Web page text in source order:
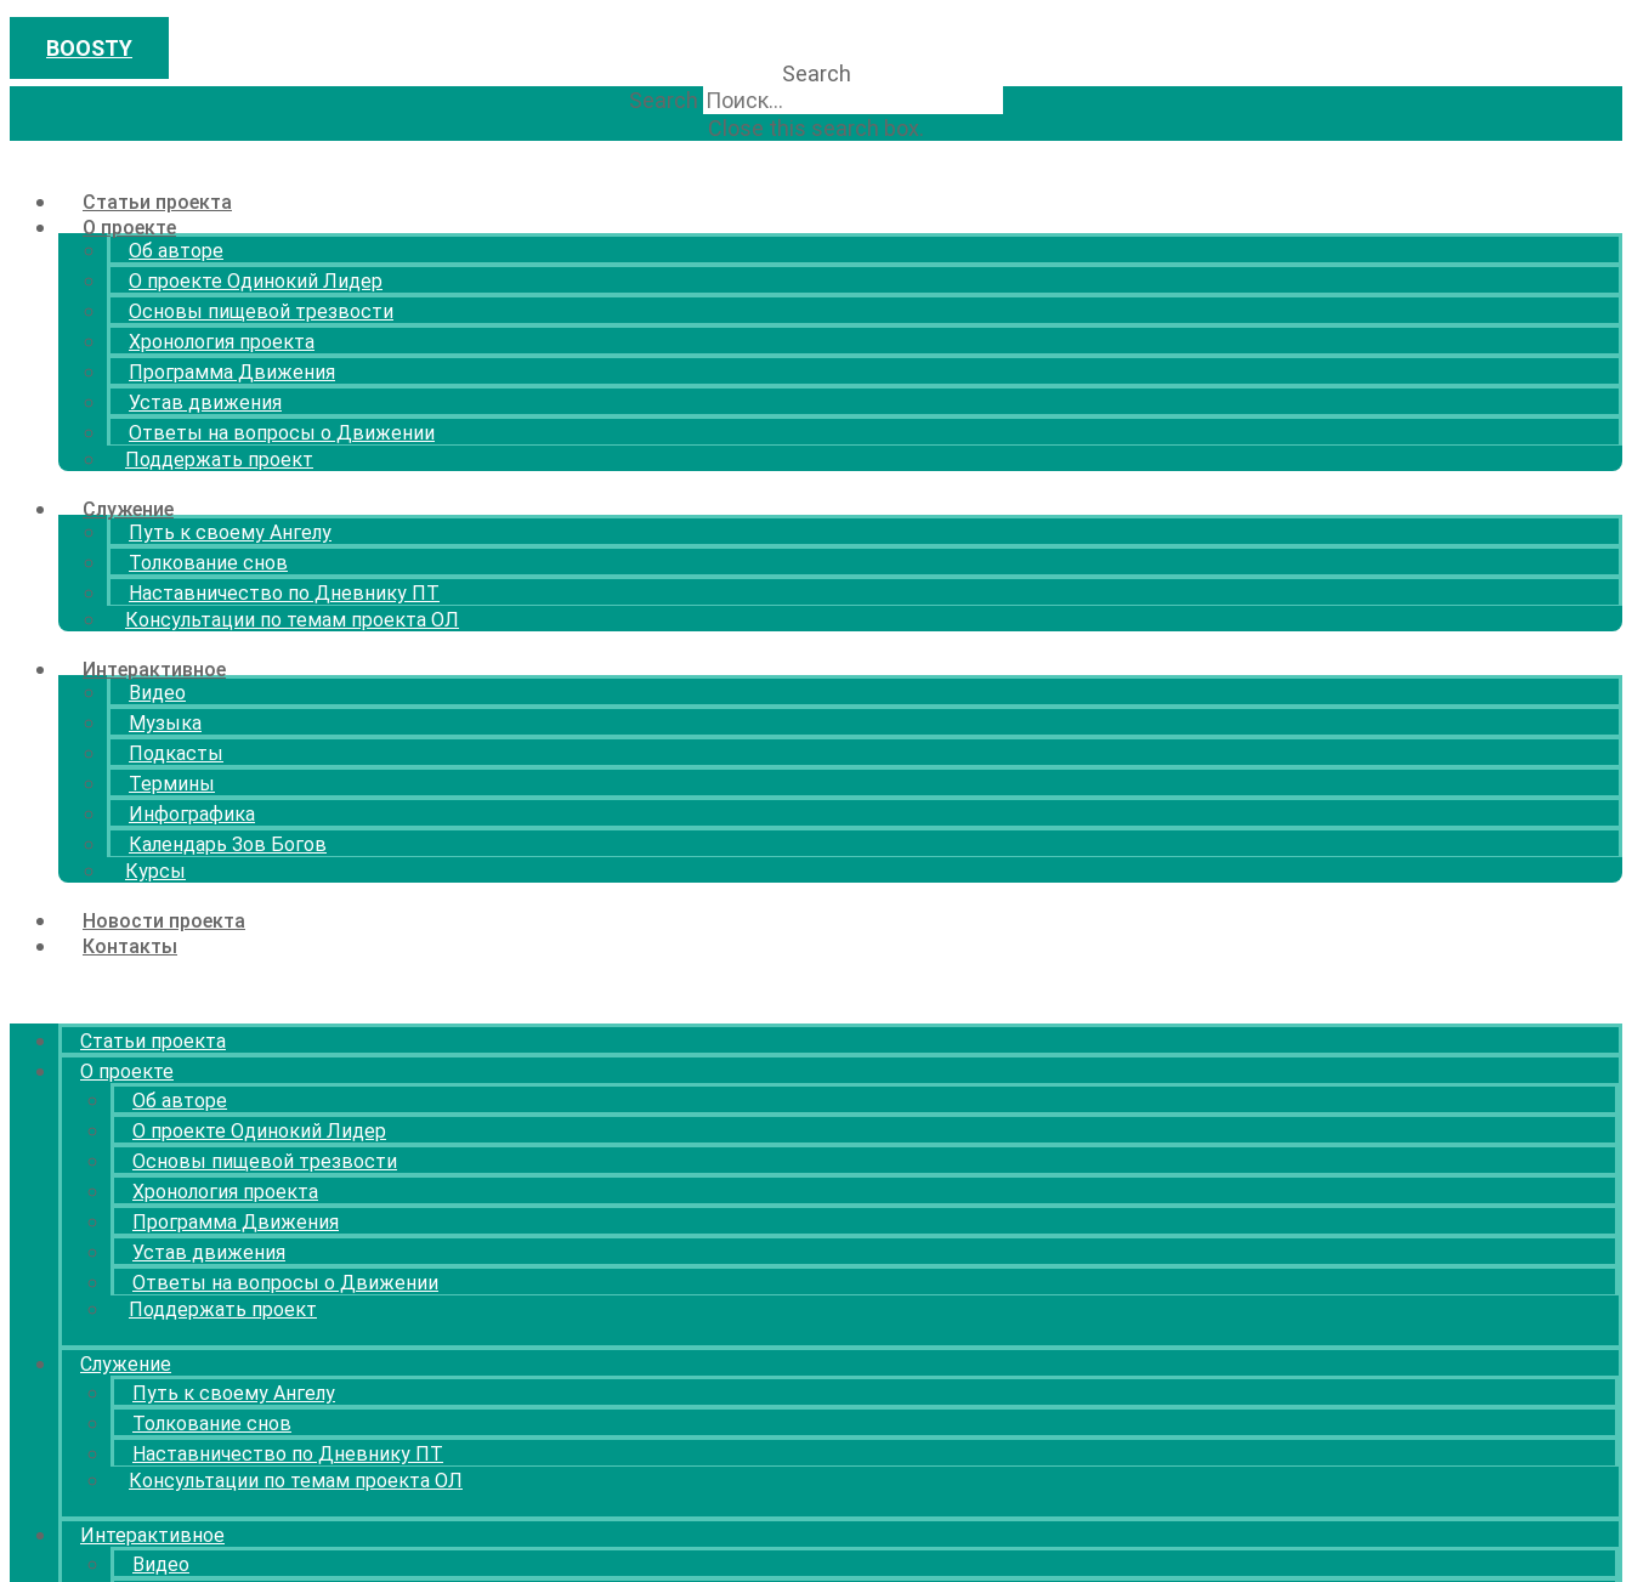
Перейти
BOOSTY
Search
Search
Close this search box.
Статьи проекта
О проекте
Об авторе
О проекте Одинокий Лидер
Основы пищевой трезвости
Хронология проекта
Программа Движения
Устав движения
Ответы на вопросы о Движении
Поддержать проект
Служение
Путь к своему Ангелу
Толкование снов
Наставничество по Дневнику ПТ
Консультации по темам проекта ОЛ
Интерактивное
Видео
Музыка
Подкасты
Термины
Инфографика
Календарь Зов Богов
Курсы
Новости проекта
Контакты
Статьи проекта
О проекте
Об авторе
О проекте Одинокий Лидер
Основы пищевой трезвости
Хронология проекта
Программа Движения
Устав движения
Ответы на вопросы о Движении
Поддержать проект
Служение
Путь к своему Ангелу
Толкование снов
Наставничество по Дневнику ПТ
Консультации по темам проекта ОЛ
Интерактивное
Видео